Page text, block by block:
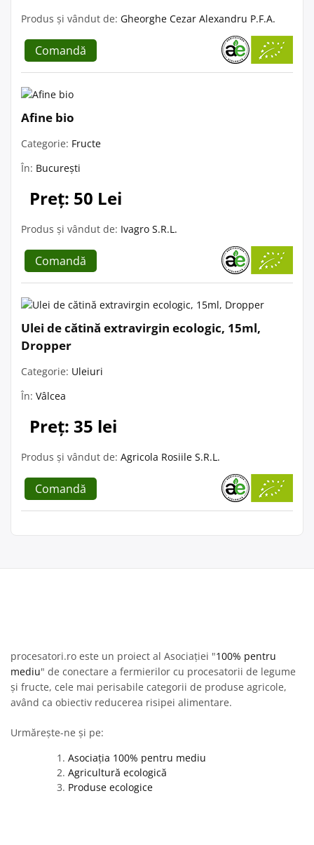
Produs și vândut de: Gheorghe Cezar Alexandru P.F.A.
Comandă
Afine bio
Categorie: Fructe
În: București
Preț: 50 Lei
Produs și vândut de: Ivagro S.R.L.
Comandă
Ulei de cătină extravirgin ecologic, 15ml,
Dropper
Categorie: Uleiuri
În: Vâlcea
Preț: 35 lei
Produs și vândut de: Agricola Rosiile S.R.L.
Comandă
procesatori.ro este un proiect al Asociației "100% pentru
mediu" de conectare a fermierilor cu procesatorii de legume
și fructe, cele mai perisabile categorii de produse agricole,
având ca obiectiv reducerea risipei alimentare.
Urmărește-ne și pe:
Asociația 100% pentru mediu
Agricultură ecologică
Produse ecologice